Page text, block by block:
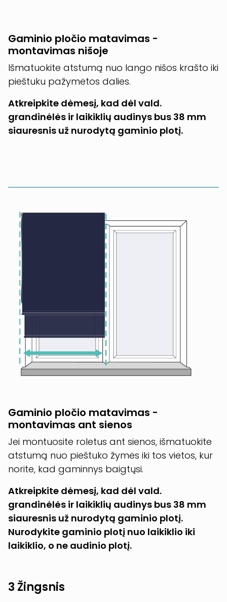
Gaminio pločio matavimas -
montavimas nišoje
Išmatuokite atstumą nuo lango nišos krašto iki
pieštuku pažymėtos dalies.
Atkreipkite dėmesį, kad dėl vald.
grandinėlės ir laikiklių audinys bus 38 mm
siauresnis už nurodytą gaminio plotį.
Gaminio pločio matavimas -
montavimas ant sienos
Jei montuosite roletus ant sienos, išmatuokite
atstumą nuo pieštuko žymės iki tos vietos, kur
norite, kad gaminnys baigtųsi.
Atkreipkite dėmesį, kad dėl vald.
grandinėlės ir laikiklių audinys bus 38 mm
siauresnis už nurodytą gaminio plotį.
Nurodykite gaminio plotį nuo laikiklio iki
laikiklio, o ne audinio plotį.
3 Žingsnis